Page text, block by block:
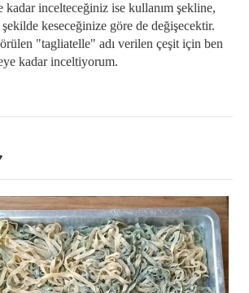
kadar incelteceğiniz ise kullanım şekline,
keseceğinize göre de değişecektir.
"tagliatelle" adı verilen çeşit için ben
kadar inceltiyorum.